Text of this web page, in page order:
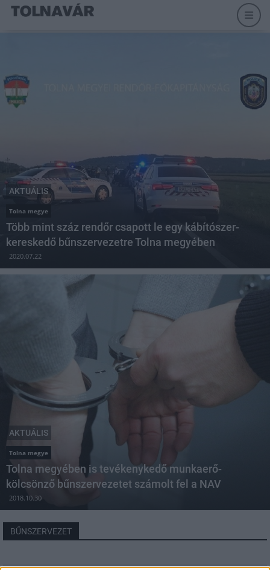
AKTUÁLIS
Tolna megye
Több mint száz rendőr csapott le egy kábítószer-
kereskedő bűnszervezetre Tolna megyében
2020.07.22
AKTUÁLIS
Tolna megye
Tolna megyében is tevékenykedő munkaerő-
kölcsönző bűnszervezetet számolt fel a NAV
2018.10.30
BŰNSZERVEZET